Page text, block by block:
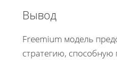
Вывод
Freemium модель
стратегию, способную